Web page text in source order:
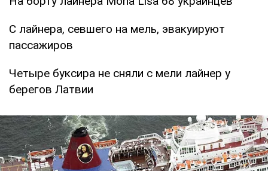
С лайнера, севшего на мель, эвакуируют
пассажиров
Четыре буксира не сняли с мели лайнер у
берегов Латвии